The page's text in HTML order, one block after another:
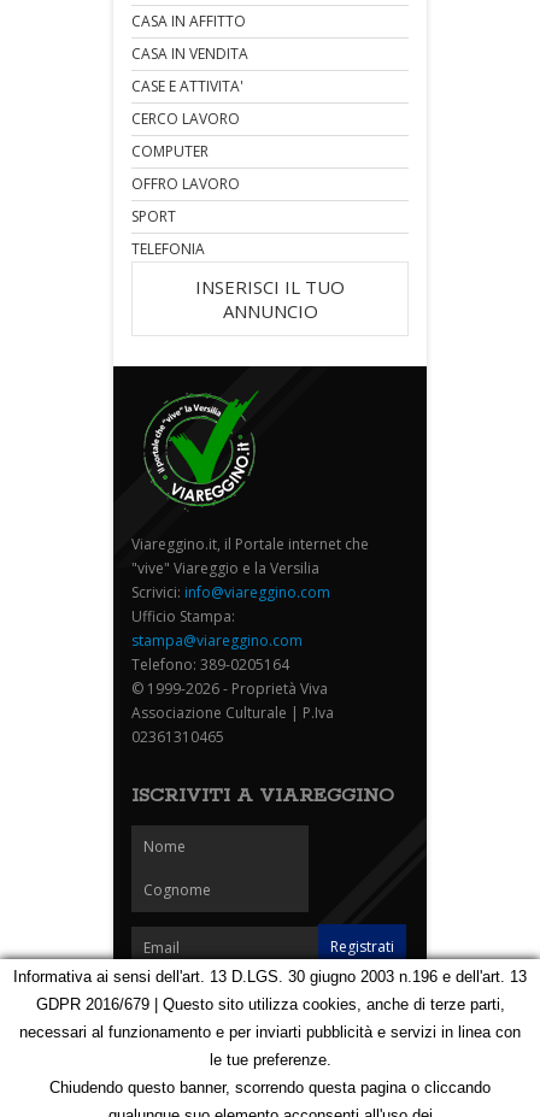
CASA IN AFFITTO
CASA IN VENDITA
CASE E ATTIVITA'
CERCO LAVORO
COMPUTER
OFFRO LAVORO
SPORT
TELEFONIA
INSERISCI IL TUO
ANNUNCIO
Viareggino.it, il Portale internet che
"vive" Viareggio e la Versilia
Scrivici: info@viareggino.com
Ufficio Stampa:
stampa@viareggino.com
Telefono: 389-0205164
© 1999-2026 - Proprietà Viva
Associazione Culturale | P.Iva
02361310465
ISCRIVITI A VIAREGGINO
Homepage Notizie Speciali Eventi Foto Carnevale
Partners
Contatti
Mappa
Informativa ai sensi dell'art. 13 D.LGS. 30 giugno 2003 n.196 e dell'art. 13
GDPR 2016/679 | Questo sito utilizza cookies, anche di terze parti,
necessari al funzionamento e per inviarti pubblicità e servizi in linea con
le tue preferenze.
Chiudendo questo banner, scorrendo questa pagina o cliccando